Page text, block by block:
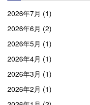
2026年7月 (1)
2026年6月 (2)
2026年5月 (1)
2026年4月 (1)
2026年3月 (1)
2026年2月 (1)